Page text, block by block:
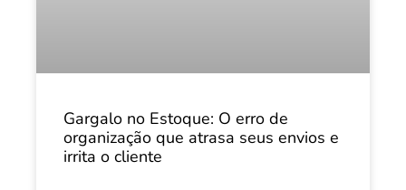
Gargalo no Estoque: O erro de
organização que atrasa seus envios e
irrita o cliente